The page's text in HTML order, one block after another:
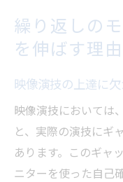
繰り返しの
を伸ばす理由
映像演技の上達に
映像演技においては
と、実際の演技にギ
あります。このギャ
ニターを使った自己